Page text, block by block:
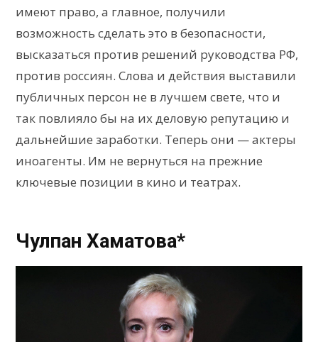
имеют право, а главное, получили
возможность сделать это в безопасности,
высказаться против решений руководства РФ,
против россиян. Слова и действия выставили
публичных персон не в лучшем свете, что и
так повлияло бы на их деловую репутацию и
дальнейшие заработки. Теперь они — актеры
иноагенты. Им не вернуться на прежние
ключевые позиции в кино и театрах.
Чулпан Хаматова*